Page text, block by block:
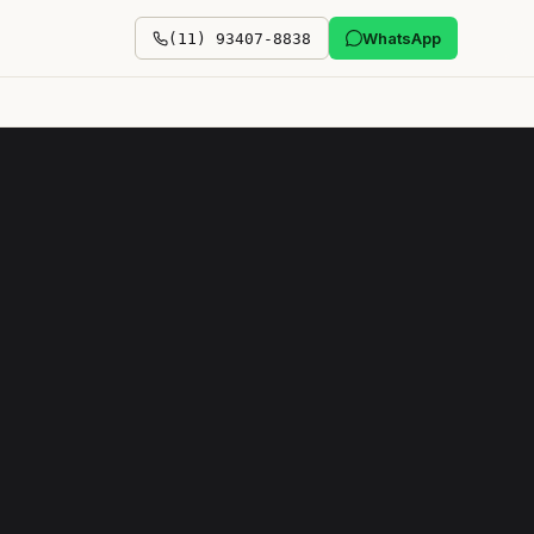
(11) 93407-8838 WhatsApp